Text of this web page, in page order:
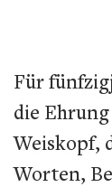
Für
die
Weiskopf,
Worten,